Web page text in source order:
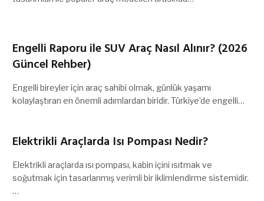
Engelli Raporu ile SUV Araç Nasıl Alınır? (2026
Güncel Rehber)
Engelli bireyler için araç sahibi olmak, günlük yaşamı
kolaylaştıran en önemli adımlardan biridir. Türkiye’de engelli…
Elektrikli Araçlarda Isı Pompası Nedir?
Elektrikli araçlarda ısı pompası, kabin içini ısıtmak ve
soğutmak için tasarlanmış verimli bir iklimlendirme sistemidir.
…